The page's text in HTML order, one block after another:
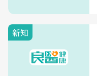
新知